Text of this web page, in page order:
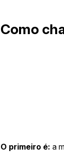
Como
O primeiro é: a